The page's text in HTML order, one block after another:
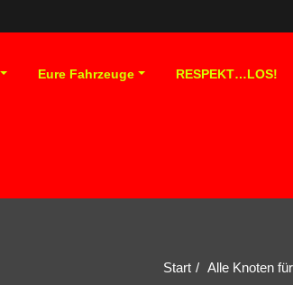
Eure Fahrzeuge RESPEKT…LOS!
Start Alle Knoten